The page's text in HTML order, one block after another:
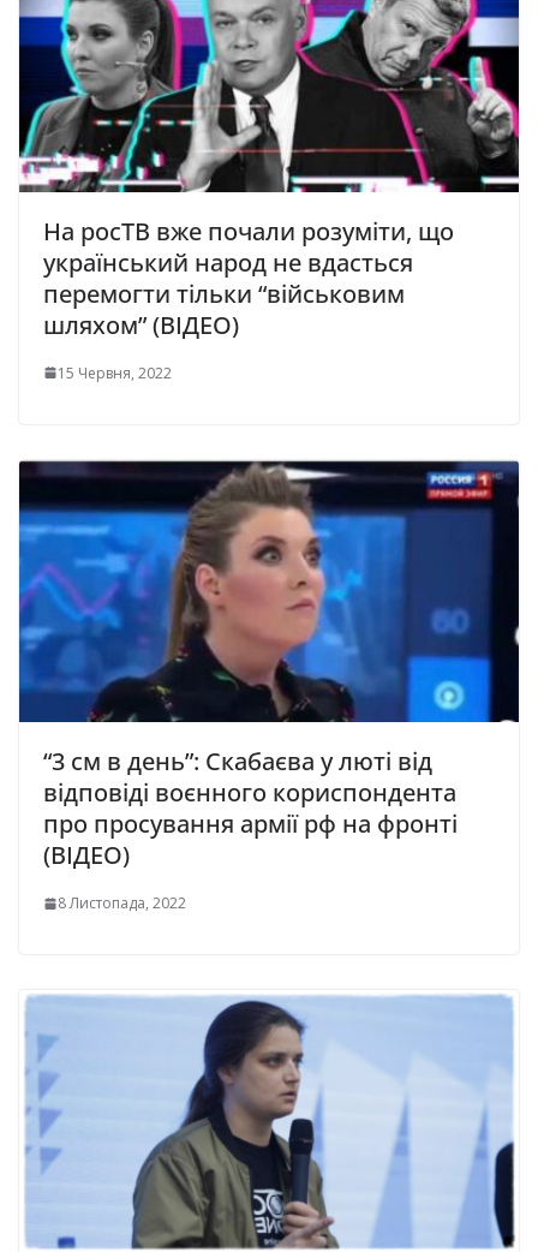
На росТВ вже почали розуміти, що
український народ не вдасться
перемогти тільки “військовим
шляхом” (ВІДЕО)
15 Червня, 2022
“3 см в день”: Скабаєва у люті від
відповіді воєнного кориспондента
про просування армії рф на фронті
(ВІДЕО)
8 Листопада, 2022